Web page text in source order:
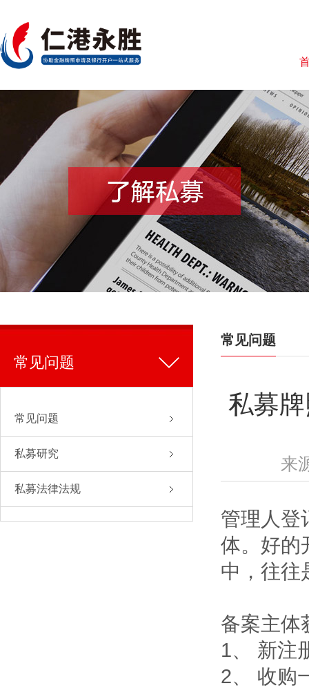
常见问题
常见问题
私募研究
私募法律法规
常见问题
私募
来
管理人登
体。好的
中，往往
备案主体
1、 新注
2、 收购